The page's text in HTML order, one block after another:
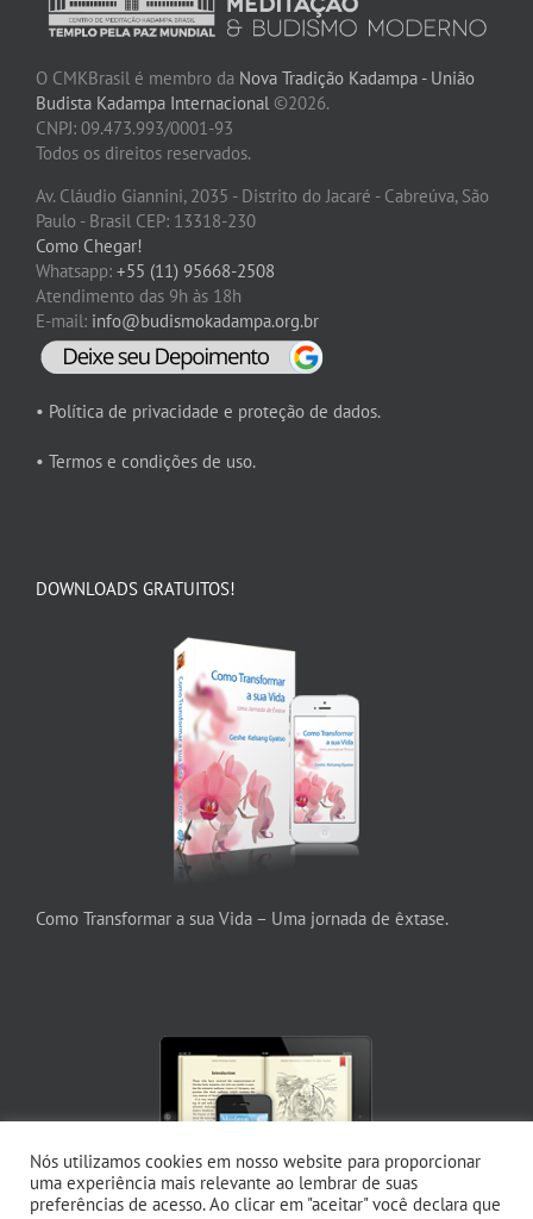
O CMKBrasil é membro da Nova Tradição Kadampa - União
Budista Kadampa Internacional ©2026.
CNPJ: 09.473.993/0001-93
Todos os direitos reservados.
Av. Cláudio Giannini, 2035 - Distrito do Jacaré - Cabreúva, São
Paulo - Brasil CEP: 13318-230
Como Chegar!
Whatsapp: +55 (11) 95668-2508
Atendimento das 9h às 18h
E-mail: info@budismokadampa.org.br
• Política de privacidade e proteção de dados.
• Termos e condições de uso.
DOWNLOADS GRATUITOS!
Como Transformar a sua Vida – Uma jornada de êxtase.
Nós utilizamos cookies em nosso website para proporcionar
uma experiência mais relevante ao lembrar de suas
preferências de acesso. Ao clicar em "aceitar" você declara que